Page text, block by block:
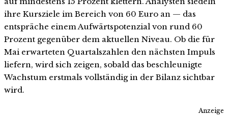
ihre Kursziele im Bereich von 60 Euro an — das
entspräche einem Aufwärtspotenzial von rund 60
Prozent gegenüber dem aktuellen Niveau. Ob die für
Mai erwarteten Quartalszahlen den nächsten Impuls
liefern, wird sich zeigen, sobald das beschleunigte
Wachstum erstmals vollständig in der Bilanz sichtbar
wird.
Anzeige